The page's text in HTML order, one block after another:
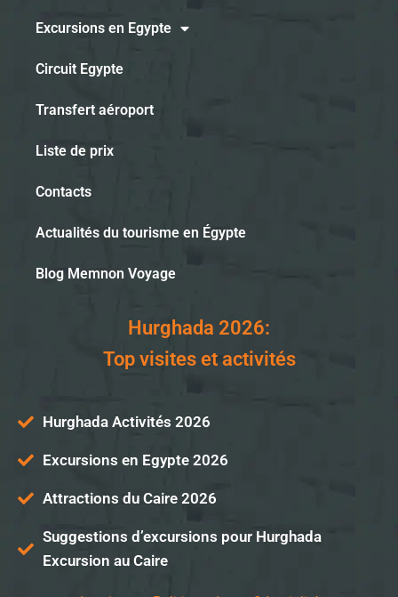
Excursions en Egypte
Circuit Egypte
Transfert aéroport
Liste de prix
Contacts
Actualités du tourisme en Égypte
Blog Memnon Voyage
Hurghada 2026:
Top visites et activités
Hurghada Activités 2026
Excursions en Egypte 2026
Attractions du Caire 2026
Suggestions d’excursions pour Hurghada
Excursion au Caire